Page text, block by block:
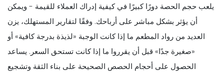
يلعب حجم الحصة دورًا كبيرًا في كيفية إدراك العملاء للقيمة - ويمكن
أن يؤثر بشكل مباشر على أرباحك. وفقًا لتقارير المستهلك، يزن
العديد من رواد المطعم ما إذا كانت الوجبة «لذيذة بدرجة كافية» أو
«صغيرة جدًا» قبل أن يقرروا ما إذا كانت تستحق السعر. يساعد
الحصول على أحجام الحصص الصحيحة على بناء الثقة وتشجيع